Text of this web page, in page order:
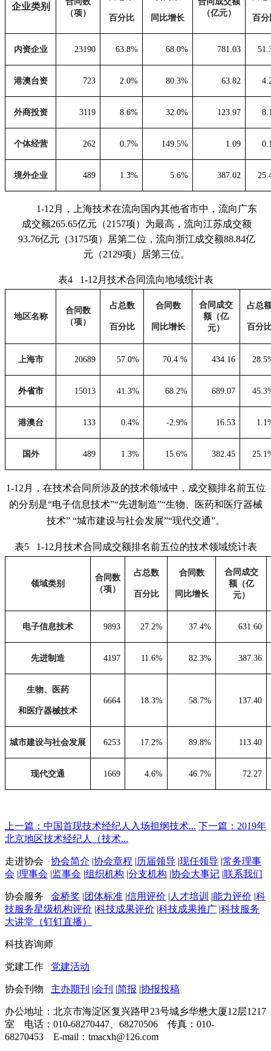
企业类别
（项）
百分比 同比增长
（亿元）
百分
内资企业 23190 63.8% 68.0% 781.03
港澳台资 723 2.0% 80.3% 63.82
外商投资 3119 8.6% 32.0% 123.97
个体经营 262 0.7% 149.5% 1.09
境外企业 489 1.3% 5.6% 387.02
1-12月，上海技术在流向国内其他省市中，流向广东
成交额265.65亿元（2157项）为最高，流向江苏成交额
93.76亿元（3175项）居第二位，流向浙江成交额88.84亿
元（2129项）居第三位。
表4 1-12 月技术合同流向地域统计表
地区名称
合同数
（项）
占总数
百分比
合同数
同比增长
合同成交
额（亿
元）
占总
百分
上海市 20689 57.0% 70.4 % 434.16
外省市 15013 41.3% 68.2% 689 07 45 3
港澳台 133 0.4% -2.9% 16.53
国外 489 1.3% 15.6% 382.45
1-12月，在技术合同所涉及的技术领域中，成交额排名前五位
的分别是“电子信息技术”“先进制造”“生物、医药和医疗器械
技术” “城市建设与社会发展”“现代交通”。
表5 1-12 月技术合同成交额排名前五位的技术领域统计表
领域类别
合同数
（项）
占总数
百分比
合同数
同比增长
合同成交
额（亿
元）
电子信息技术 9893 27.2% 37.4% 631.60
先进制造 4197 11.6% 82.3% 387.36
生物、 医药
和医疗器械技术
6664 18.3% 58.7% 137.40
城市建设与社会发展 6253 17.2% 89.8% 113.40
现代交通 1669 4.6% 46.7% 72.27
上一篇：中国首现技术经纪人入场担纲技术... 下一篇：2019年
北京地区技术经纪人（技术...
走进协会 协会简介 |协会章程 |历届领导 |现任领导 |常务理事
会 |理事会 |监事会 |组织机构 |分支机构 |协会大事记 |联系我们
协会服务 金桥奖 |团体标准 |信用评价 | 人才培训 |能力评价 |科
技服务星级机构评价 |科技成果评价 |科技成果推广 |科技服务
大讲堂（钉钉直播）
科技咨询师
党建工作 党建活动
协会刊物 主办期刊 |会刊 |简报 |协报投稿
办公地址：北京市海淀区复兴路甲23号城乡华懋大厦12层1217
室 电话：010-68270447、68270506 传真：010-
68270453 E-mail：tmacxh@126.com